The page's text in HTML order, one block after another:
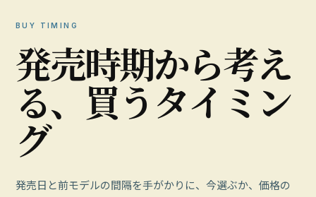
BUY TIMING
発売時期から考え
る、 買うタイ ミ ン
グ
発売日と前モデルの間隔を手がかりに、今選ぶか、価格の